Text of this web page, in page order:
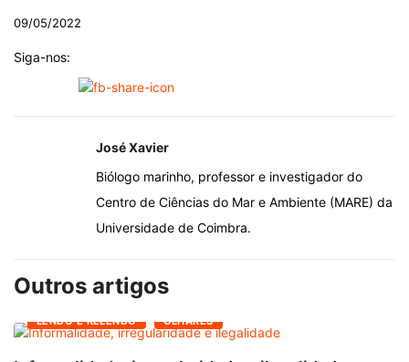
09/05/2022
Siga-nos:
José Xavier
Biólogo marinho, professor e investigador do
Centro de Ciências do Mar e Ambiente (MARE) da
Universidade de Coimbra.
Outros artigos
LENDO E RELENDO OLHARES